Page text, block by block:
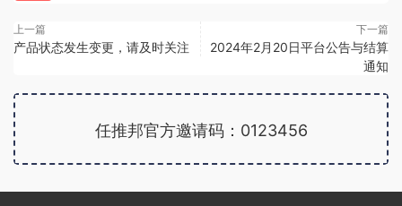
上一篇
产品状态发生变更，请及时关注
下一篇
2024年2月20日平台公告与结算
通知
任推邦官方邀请码：0123456